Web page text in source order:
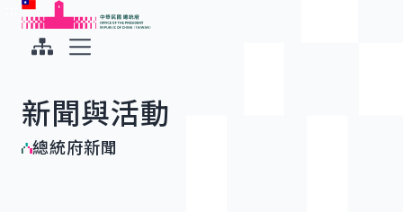
跳到主要內容
中華民國總統府
新聞與活動
總統府新聞